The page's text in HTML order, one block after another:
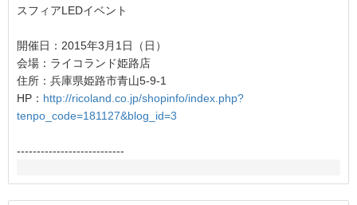
スフィアLEDイベント
開催日：2015年3月1日（日）
会場：ライコランド姫路店
住所：兵庫県姫路市青山5-9-1
HP： http://ricoland.co.jp/shopinfo/index.php?
tenpo_code=181127&blog_id=3
---------------------------